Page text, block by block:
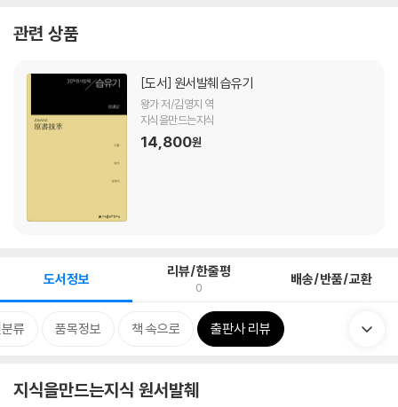
관련 상품
[도서] 원서발췌 습유기
왕가 저/김영지 역
지식을만드는지식
14,800원
도서정보 리뷰/한줄평
0 배송/반품/교환
류 품목정보 책 속으로 출판사 리뷰
지식을만드는지식 원서발췌